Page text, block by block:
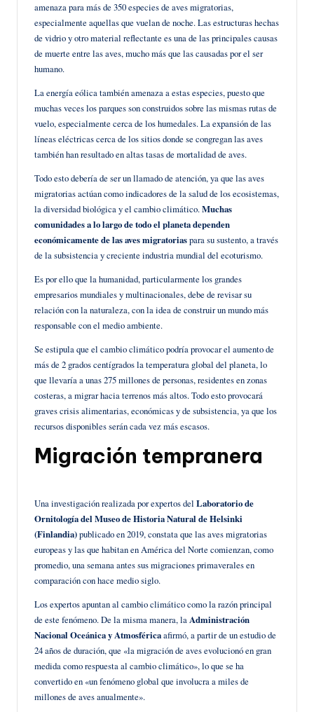
amenaza para más de 350 especies de aves migratorias,
especialmente aquellas que vuelan de noche. Las estructuras hechas
de vidrio y otro material reflectante es una de las principales causas
de muerte entre las aves, mucho más que las causadas por el ser
humano.
La energía eólica también amenaza a estas especies, puesto que
muchas veces los parques son construidos sobre las mismas rutas de
vuelo, especialmente cerca de los humedales. La expansión de las
líneas eléctricas cerca de los sitios donde se congregan las aves
también han resultado en altas tasas de mortalidad de aves.
Todo esto debería de ser un llamado de atención, ya que las aves
migratorias actúan como indicadores de la salud de los ecosistemas,
la diversidad biológica y el cambio climático.Muchas
comunidades a lo largo de todo el planeta dependen
económicamente de las aves migratoriaspara su sustento, a través
de la subsistencia y creciente industria mundial del ecoturismo.
Es por ello que la humanidad, particularmente los grandes
empresarios mundiales y multinacionales, debe de revisar su
relación con la naturaleza, con la idea de construir un mundo más
responsable con el medio ambiente.
Se estipula que el cambio climático podría provocar el aumento de
más de 2 grados centígrados la temperatura global del planeta, lo
que llevaría a unas 275 millones de personas, residentes en zonas
costeras, a migrar hacia terrenos más altos. Todo esto provocará
graves crisis alimentarias, económicas y de subsistencia, ya que los
recursos disponibles serán cada vez más escasos.
Migración tempranera
Una investigación realizada por expertos del Laboratorio de
Ornitología del Museo de Historia Natural de Helsinki
(Finlandia)publicado en 2019, constata que las aves migratorias
europeas y las que habitan en América del Norte comienzan, como
promedio, una semana antes sus migraciones primaverales en
comparación con hace medio siglo.
Los expertos apuntan al cambio climático como la razón principal
de este fenómeno. De la misma manera, laAdministración
Nacional Oceánica y Atmosféricaafirmó, a partir de un estudio de
24 años de duración, que «la migración de aves evolucionó en gran
medida como respuesta al cambio climático», lo que se ha
convertido en «un fenómeno global que involucra a miles de
millones de aves anualmente».